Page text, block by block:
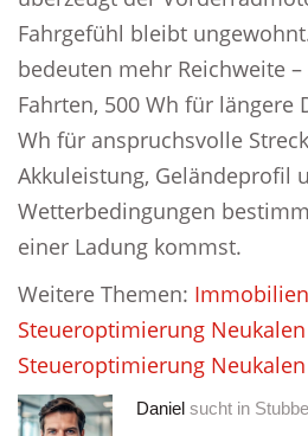
Fahrgefühl bleibt
bedeuten mehr Reichweite
Fahrten, 500 Wh für längere
Wh für anspruchsvolle
Akkuleistung, Geländeprofil
Wetterbedingungen
einer Ladung kommst.
Weitere Themen:
Steueroptimierung Neukalen
Steueroptimierung Neukalen
Daniel sucht in